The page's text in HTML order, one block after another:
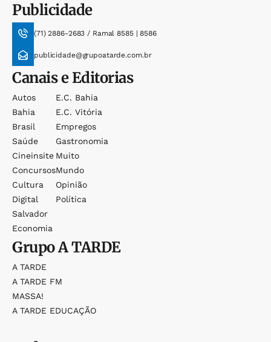
Publicidade
(71) 2886-2683 / Ramal 8585 | 8586
publicidade@grupoatarde.com.br
Canais e Editorias
Autos
Bahia
Brasil
Saúde
Cineinsite
Concursos
Cultura
Digital
Salvador
Economia
E.c. Bahia
E.c. Vitória
Empregos
Gastronomia
Muito
Mundo
Opinião
Política
GrupoA TARDE
A TARDE
A TARDE FM
MASSA!
A TARDE EDUCAÇÃO